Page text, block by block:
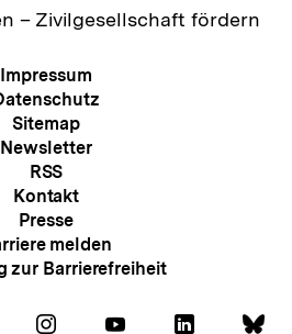
– Zivilgesellschaft fördern
Meta-
Navigation
Impressum
Sitemap
Newsletter
RSS
Kontakt
Presse
melden
zur Barrierefreiheit
Auf